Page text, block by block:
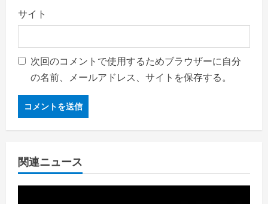
サイト
次回のコメントで使用するためブラウザーに自分
の名前、メールアドレス、サイトを保存する。
関連ニュース